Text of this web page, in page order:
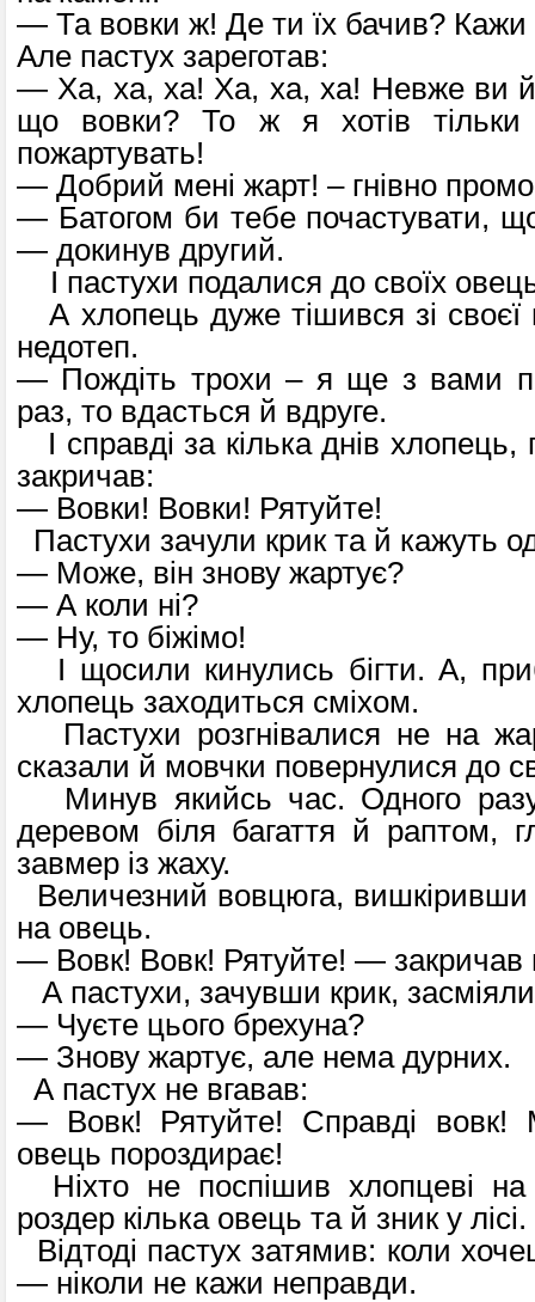
— Та вовки ж! Де ти їх бачив?
Але пастух зареготав:
— Ха, ха, ха! Ха, ха, ха! Невже ви й
що вовки? То ж я хотів тільки
пожартувать!
— Добрий мені жарт! – гнівно
— Батогом би тебе почастувати,
— докинув другий.
І пастухи подалися до своїх
А хлопець дуже тішився зі своєї
недотеп.
— Пождіть трохи – я ще з вами
раз, то вдасться й вдруге.
І справді за кілька днів хлопець,
закричав:
— Вовки! Вовки! Рятуйте!
Пастухи зачули крик та й кажуть
— Може, він знову жартує?
— А коли ні?
— Ну, то біжімо!
І щосили кинулись бігти. А,
хлопець заходиться сміхом.
Пастухи розгнівалися не на
сказали й мовчки повернулися до
Минув якийсь час. Одного разу
деревом біля багаття й раптом,
завмер із жаху.
Величезний вовцюга,
на овець.
— Вовк! Вовк! Рятуйте! — закричав
А пастухи, зачувши крик,
— Чуєте цього брехуна?
— Знову жартує, але нема дурних.
А пастух не вгавав:
— Вовк! Рятуйте! Справді вовк!
овець пороздирає!
Ніхто не поспішив хлопцеві
роздер кілька овець та й зник у лісі.
Відтоді пастух затямив: коли
— ніколи не кажи неправди.